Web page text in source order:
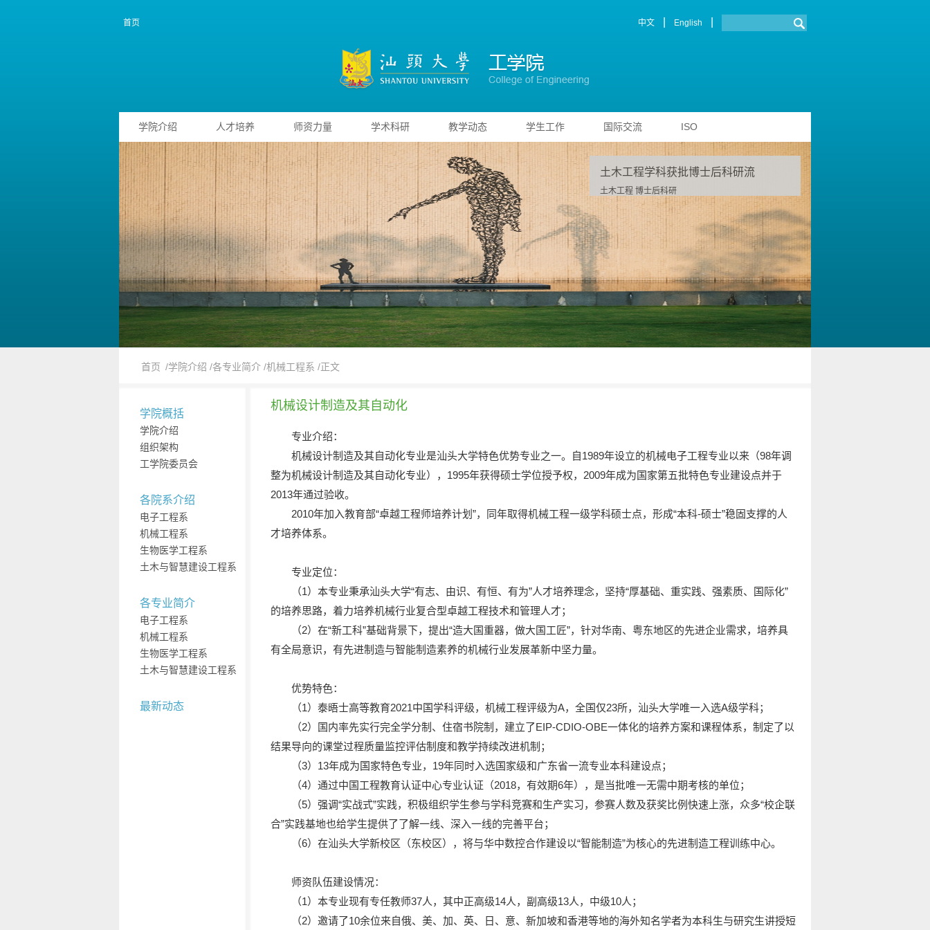
首页 中文 English
学院介绍 人才培养 师资力量 学术科研 教学动态 学生工作 国际交流 ISO
首页 /学院介绍 /各专业简介 /机械工程系 /正文
学院概括
学院介绍
组织架构
工学院委员会
各院系介绍
电子工程系
机械工程系
生物医学工程系
土木与智慧建设工程系
各专业简介
电子工程系
机械工程系
生物医学工程系
土木与智慧建设工程系
最新动态
机械设计制造及其自动化
专业介绍：
机械设计制造及其自动化专业是汕头大学特色优势专业之一。自1989年设立的机械电子工程专业以来（98年调
整为机械设计制造及其自动化专业），1995年获得硕士学位授予权，2009年成为国家第五批特色专业建设点并于
2013年通过验收。
2010年加入教育部“卓越工程师培养计划”，同年取得机械工程一级学科硕士点，形成“本科-硕士”稳固支撑的人
才培养体系。
专业定位：
（1）本专业秉承汕头大学“有志、由识、有恒、有为”人才培养理念，坚持“厚基础、重实践、强素质、国际化”
的培养思路，着力培养机械行业复合型卓越工程技术和管理人才；
（2）在“新工科”基础背景下，提出“造大国重器，做大国工匠”，针对华南、粤东地区的先进企业需求，培养具
有全局意识，有先进制造与智能制造素养的机械行业发展革新中坚力量。
优势特色：
（1）泰晤士高等教育2021中国学科评级，机械工程评级为A，全国仅23所，汕头大学唯一入选A级学科；
（2）国内率先实行完全学分制、住宿书院制，建立了EIP-CDIO-OBE一体化的培养方案和课程体系，制定了以
结果导向的课堂过程质量监控评估制度和教学持续改进机制；
（3）13年成为国家特色专业，19年同时入选国家级和广东省一流专业本科建设点；
（4）通过中国工程教育认证中心专业认证（2018，有效期6年），是当批唯一无需中期考核的单位；
（5）强调“实战式”实践，积极组织学生参与学科竞赛和生产实习，参赛人数及获奖比例快速上涨，众多“校企联
合”实践基地也给学生提供了了解一线、深入一线的完善平台；
（6）在汕头大学新校区（东校区），将与华中数控合作建设以“智能制造”为核心的先进制造工程训练中心。
师资队伍建设情况：
（1）本专业现有专任教师37人，其中正高级14人，副高级13人，中级10人；
（2）邀请了10余位来自俄、美、加、英、日、意、新加坡和香港等地的海外知名学者为本科生与研究生讲授短